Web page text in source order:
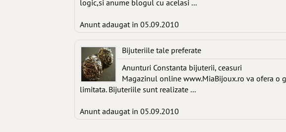
logic,si anume blogul cu acelasi ...
Anunt adaugat in 05.09.2010
Bijuteriile tale preferate
Anunturi Constanta bijuterii, ceasuri
Magazinul online www.MiaBijoux.ro va ofera o
limitata. Bijuteriile sunt realizate ...
Anunt adaugat in 05.09.2010